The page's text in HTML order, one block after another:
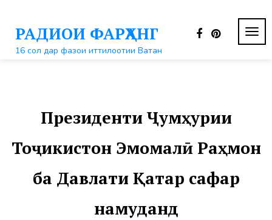
контентуРАДИОИ ФАРҲАНГ
16 сол дар фазои иттилоотии Ватан
Президенти Ҷумҳурии
Тоҷикистон Эмомалӣ Раҳмон
ба Давлати Қатар сафар
намуданд